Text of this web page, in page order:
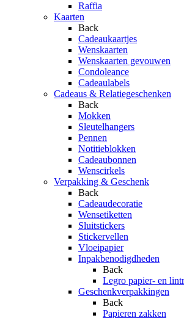
Raffia
Kaarten
Back
Cadeaukaartjes
Wenskaarten
Wenskaarten gevouwen
Condoleance
Cadeaulabels
Cadeaus & Relatiegeschenken
Back
Mokken
Sleutelhangers
Pennen
Notitieblokken
Cadeaubonnen
Wenscirkels
Verpakking & Geschenk
Back
Cadeaudecoratie
Wensetiketten
Sluitstickers
Stickervellen
Vloeipapier
Inpakbenodigdheden
Back
Legro papier- en
Geschenkverpakkingen
Back
Papieren zakken